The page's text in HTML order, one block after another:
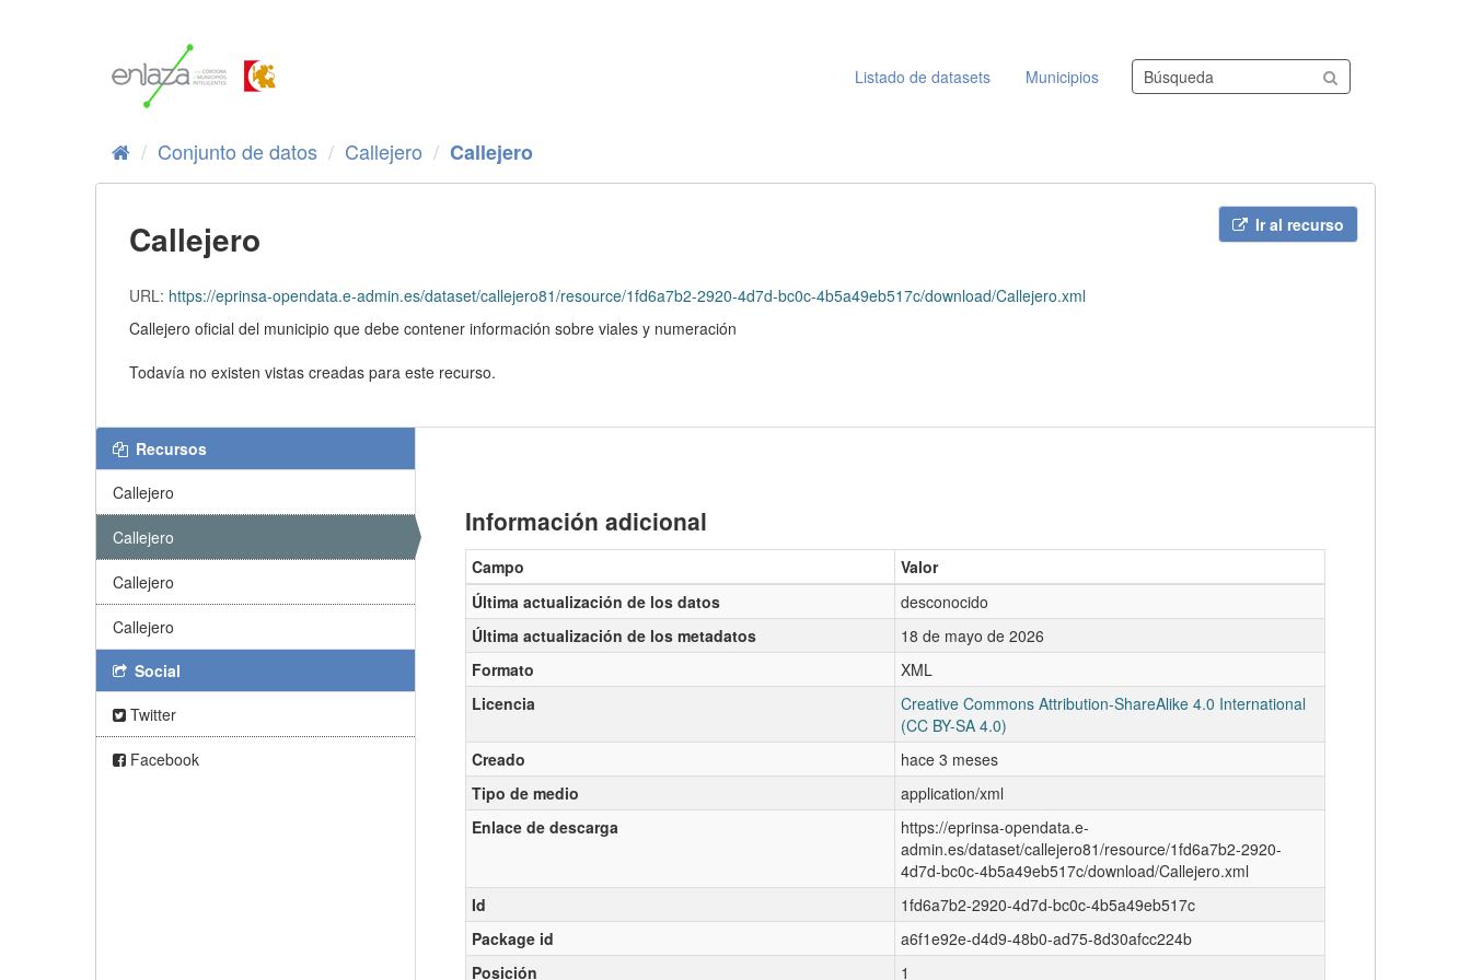
Listado de datasets
Municipios Buscar conjuntos de datos
Conjunto de datos Callejero Callejero
Ir al recurso
Callejero
URL: https://eprinsa-opendata.e-admin.es/dataset/callejero81/resource/1fd6a7b2-2920-4d7d-bc0c-4b5a49eb517c/download/Callejero.xml
Callejero oficial del municipio que debe contener información sobre viales y numeración
Todavía no existen vistas creadas para este recurso.
Recursos
Callejero
Callejero
Callejero
Callejero
Social
Twitter
Facebook
Información adicional
Campo
Valor
Última actualización de los datos
desconocido
Última actualización de los metadatos
18 de mayo de 2026
Formato
XML
Licencia
Creative Commons Attribution-ShareAlike 4.0 International
(CC BY-SA 4.0)
Creado
hace 3 meses
Tipo de medio
application/xml
Enlace de descarga
https://eprinsa-opendata.e-
admin.es/dataset/callejero81/resource/1fd6a7b2-2920-
4d7d-bc0c-4b5a49eb517c/download/Callejero.xml
Id
1fd6a7b2-2920-4d7d-bc0c-4b5a49eb517c
Package id
a6f1e92e-d4d9-48b0-ad75-8d30afcc224b
Posición
1